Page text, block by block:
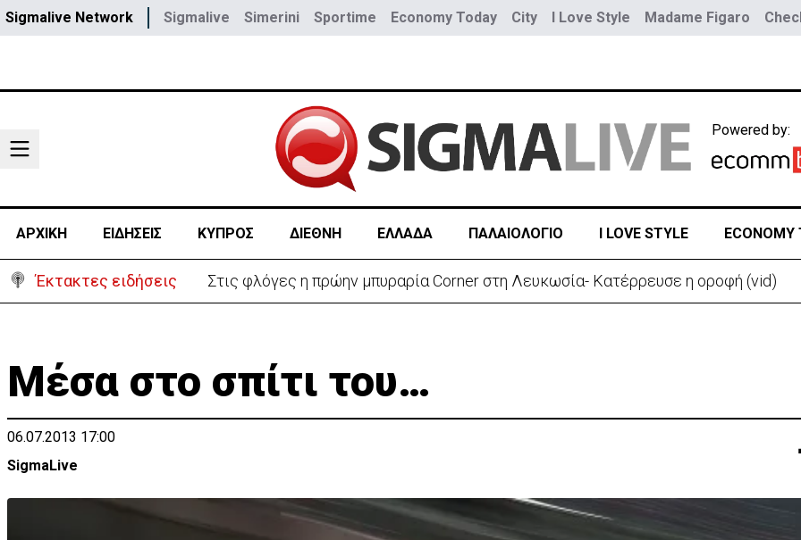
Sigmalive Network Sigmalive Simerini Sportime Economy Today City I Love Style Madame Figaro
Powered by:
ΑΡΧΙΚΗ ΕΙΔΗΣΕΙΣ ΚΥΠΡΟΣ ΔΙΕΘΝΗ ΕΛΛΑΔΑ ΠΑΛΑΙΟΛΟΓΙΟ I LOVE STYLE ECONOMY
Έκτακτες ειδήσεις ΗΠΑ: Πυροβολισμοί στη Βόρεια Καρολίνα – Νεκροί και τραυματίες
Μέσα στο σπίτι του…
06.07.2013 17:00
SigmaLive